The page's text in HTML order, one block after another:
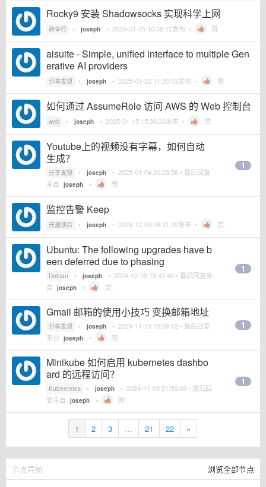
Rocky9 安装 Shadowsocks 实现科学上网
命令行 • joseph • 2025-01-25 10:38:12发布 • 赞
aisuite - Simple, unified interface to multiple Gen
erative AI providers
分享发现 • joseph • 2025-01-22 11:20:03发布 • 赞
如何通过 AssumeRole 访问 AWS 的 Web 控制台
web • joseph • 2025-01-15 15:36:30发布 • 赞
Youtube上的视频没有字幕，如何自动
生成？
分享发现 • joseph • 2025-01-04 20:23:58 • 最后回复
来自 joseph • 赞
1
监控告警 Keep
开源项目 • joseph • 2024-12-09 09:31:00发布 • 赞
Ubuntu: The following upgrades have b
een deferred due to phasing
Debian • joseph • 2024-12-05 18:43:40 • 最后回复来
自 joseph • 赞
1
Gmail 邮箱的使用小技巧 变换邮箱地址
分享发现 • joseph • 2024-11-15 15:09:42 • 最后回复
来自 joseph • 赞
1
Minikube 如何启用 kubernetes dashbo
ard 的远程访问？
Kubernetes • joseph • 2024-11-09 21:56:49 • 最后回
复来自 joseph • 赞
1
1 2 3 … 21 22 »
浏览全部节点
节点导航